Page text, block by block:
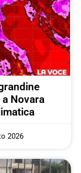
Novara
2026